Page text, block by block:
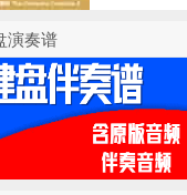
演奏谱